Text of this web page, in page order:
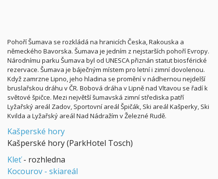
Pohoří Šumava se rozkládá na hranicích Česka, Rakouska a
německého Bavorska. Šumava je jedním z nejstarších pohoří Evropy.
Národnímu parku Šumava byl od UNESCA přiznán statut biosférické
rezervace. Šumava je báječným místem pro letní i zimní dovolenou.
Když zamrzne Lipno, jeho hladina se promění v nádhernou nejdelší
bruslařskou dráhu v ČR. Bobová dráha v Lipně nad Vltavou se řadí k
světové špičce. Mezi největší šumavská zimní střediska patří
Lyžařský areál Zadov, Sportovní areál Špičák, Ski areál Kašperky, Ski
Kvilda a Lyžařský areál Nad Nádražím v Železné Rudě.
Kašperské hory
Kašperské hory (ParkHotel Tosch)
Kleť- rozhledna
Kocourov - skiareál